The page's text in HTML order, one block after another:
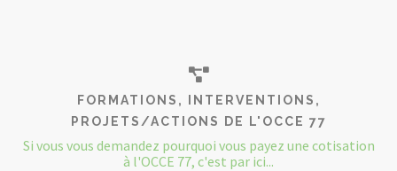
FORMATIONS, INTERVENTIONS,
PROJETS/ACTIONS DE L'OCCE 77
Si vous vous demandez pourquoi vous payez une cotisation
à l'OCCE 77, c'est par ici...